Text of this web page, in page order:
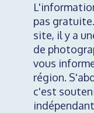
pas
site, il y a
de
vous
région.
c'est